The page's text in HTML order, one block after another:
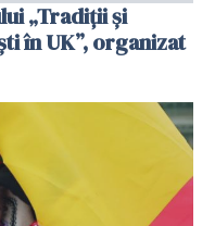
„Tradiții și
în UK”, organizat